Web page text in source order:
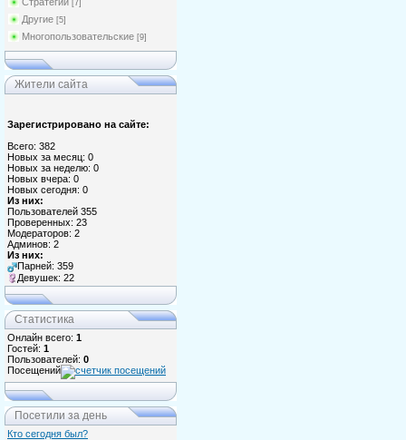
[7]
Другие [5]
Многопользовательские [9]
Жители сайта
Зарегистрировано на сайте:
Всего: 382
Новых за месяц: 0
Новых за неделю: 0
Новых вчера: 0
Новых сегодня: 0
Из них:
Пользователей 355
Проверенных: 23
Модераторов: 2
Админов: 2
Из них:
Парней: 359
Девушек: 22
Статистика
Онлайн всего: 1
Гостей: 1
Пользователей: 0
Посещений
Посетили за день
Кто сегодня был?